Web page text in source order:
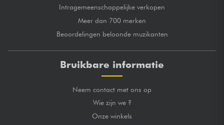
Intragemeenschappelijke verkopen
Meer dan 700 merken
Beoordelingen beloonde muzikanten
Bruikbare informatie
Neem contact met ons op
Wie zijn we ?
Onze winkels